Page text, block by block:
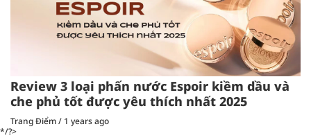
Review 3 loại phấn nước Espoir kiềm dầu và
che phủ tốt được yêu thích nhất 2025
Trang Điểm/ 1 years ago
*/?>